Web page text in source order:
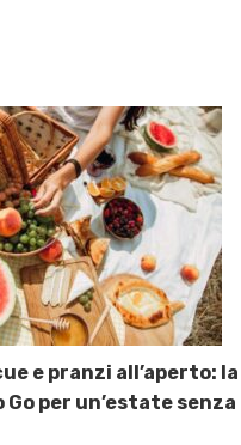
e pranzi all’aperto:
Go per un’estate senza